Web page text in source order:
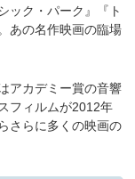
ック・パーク』『ト
あの名作映画の臨場
アカデミー賞の音響
フィルムが2012年
さらに多くの映画の